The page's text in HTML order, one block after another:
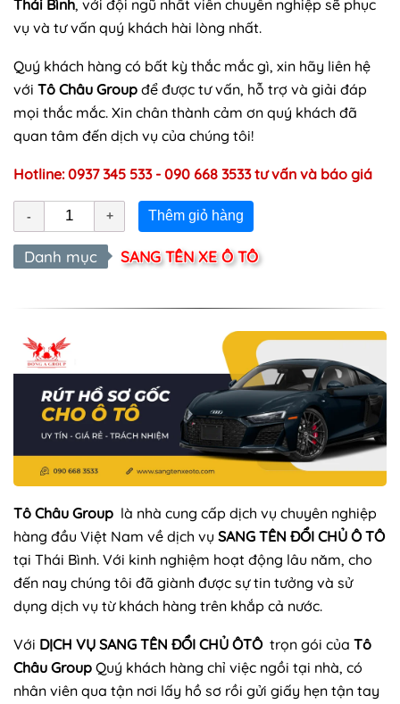
Thái Bình, với đội ngũ nhất viên chuyên nghiệp sẽ phục
vụ và tư vấn quý khách hài lòng nhất.
Quý khách hàng có bất kỳ thắc mắc gì, xin hãy liên hệ
với Tô Châu Group để được tư vấn, hỗ trợ và giải đáp
mọi thắc mắc. Xin chân thành cảm ơn quý khách đã
quan tâm đến dịch vụ của chúng tôi!
Hotline: 0937 345 533 - 090 668 3533 tư vấn và báo giá
Thêm giỏ hàng
Danh mục SANG TÊN XE Ô TÔ
Tô Châu Group là nhà cung cấp dịch vụ chuyên nghiệp
hàng đầu Việt Nam về dịch vụ SANG TÊN ĐỔI CHỦ Ô TÔ
tại Thái Bình. Với kinh nghiệm hoạt động lâu năm, cho
đến nay chúng tôi đã giành được sự tin tưởng và sử
dụng dịch vụ từ khách hàng trên khắp cả nước.
Với DỊCH VỤ SANG TÊN ĐỔI CHỦ ÔTÔtrọn gói của Tô
Châu Group Quý khách hàng chỉ việc ngồi tại nhà, có
nhân viên qua tận nơi lấy hồ sơ rồi gửi giấy hẹn tận tay